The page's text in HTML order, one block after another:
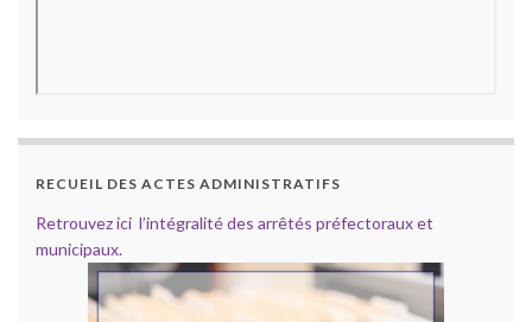
RECUEIL DES ACTES ADMINISTRATIFS
Retrouvez ici l’intégralité des arrêtés préfectoraux et
municipaux.